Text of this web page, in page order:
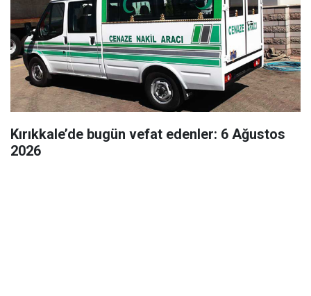
Kırıkkale’de bugün vefat edenler: 6 Ağustos
2026